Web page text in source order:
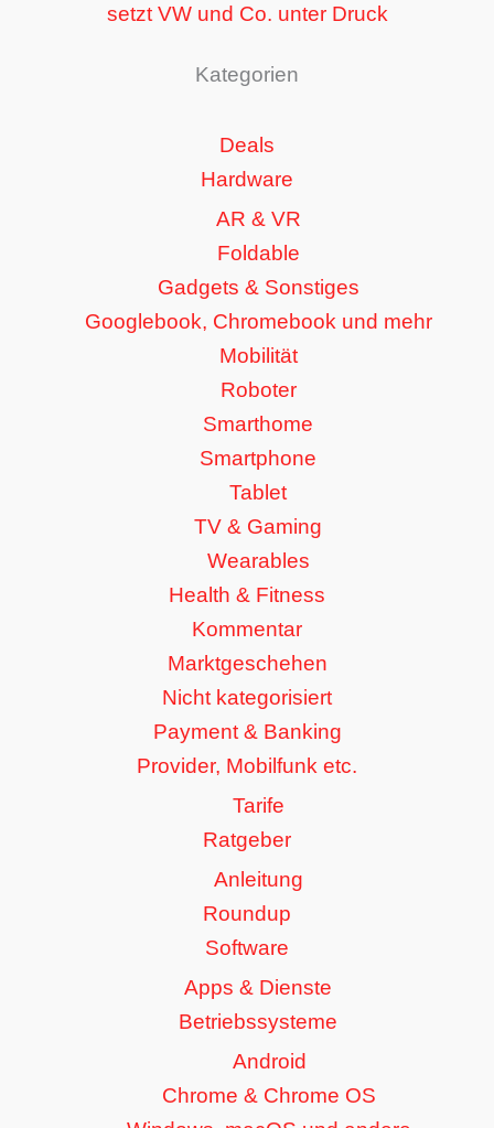
setzt VW und Co. unter Druck
Kategorien
Deals
Hardware
AR & VR
Foldable
Gadgets & Sonstiges
Googlebook, Chromebook und mehr
Mobilität
Roboter
Smarthome
Smartphone
Tablet
TV & Gaming
Wearables
Health & Fitness
Kommentar
Marktgeschehen
Nicht kategorisiert
Payment & Banking
Provider, Mobilfunk etc.
Tarife
Ratgeber
Anleitung
Roundup
Software
Apps & Dienste
Betriebssysteme
Android
Chrome & Chrome OS